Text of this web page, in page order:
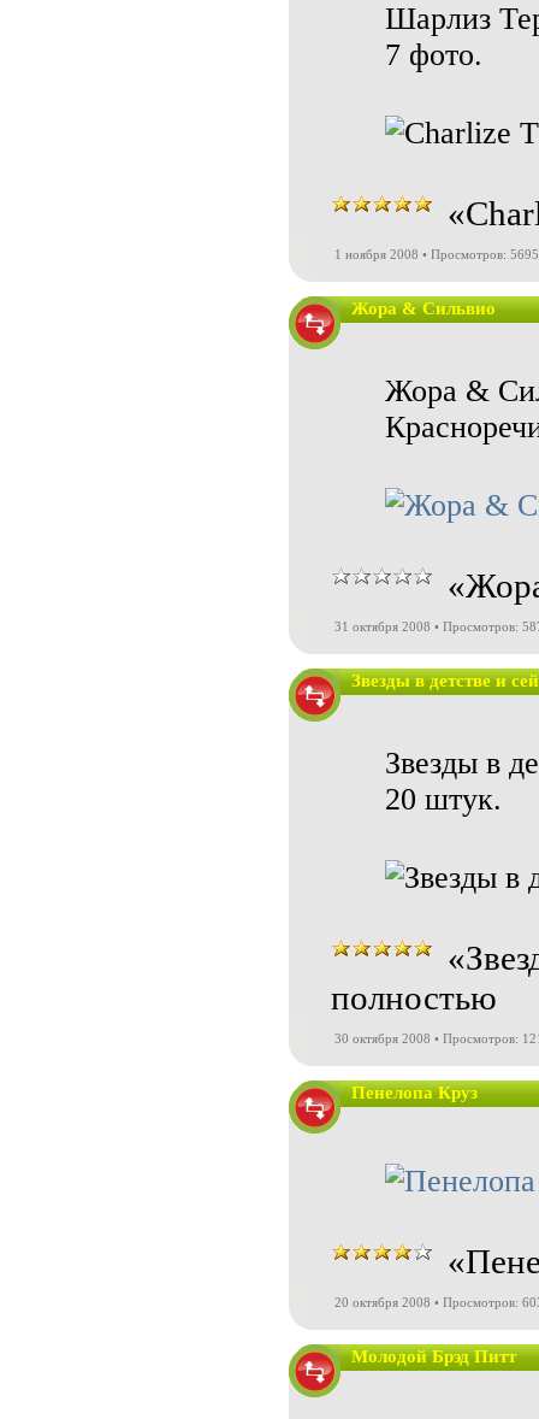
Шарлиз
7 фото.
1 ноября 2008 • Просмотров: 5695
Жора & Сильвио
Жора &
31 октября 2008 • Просмотров:
Звезды в детстве и
Звезды в
20 штук.
полностью
30 октября 2008 • Просмотров:
Пенелопа Круз
20 октября 2008 • Просмотров:
Молодой Брэд Питт